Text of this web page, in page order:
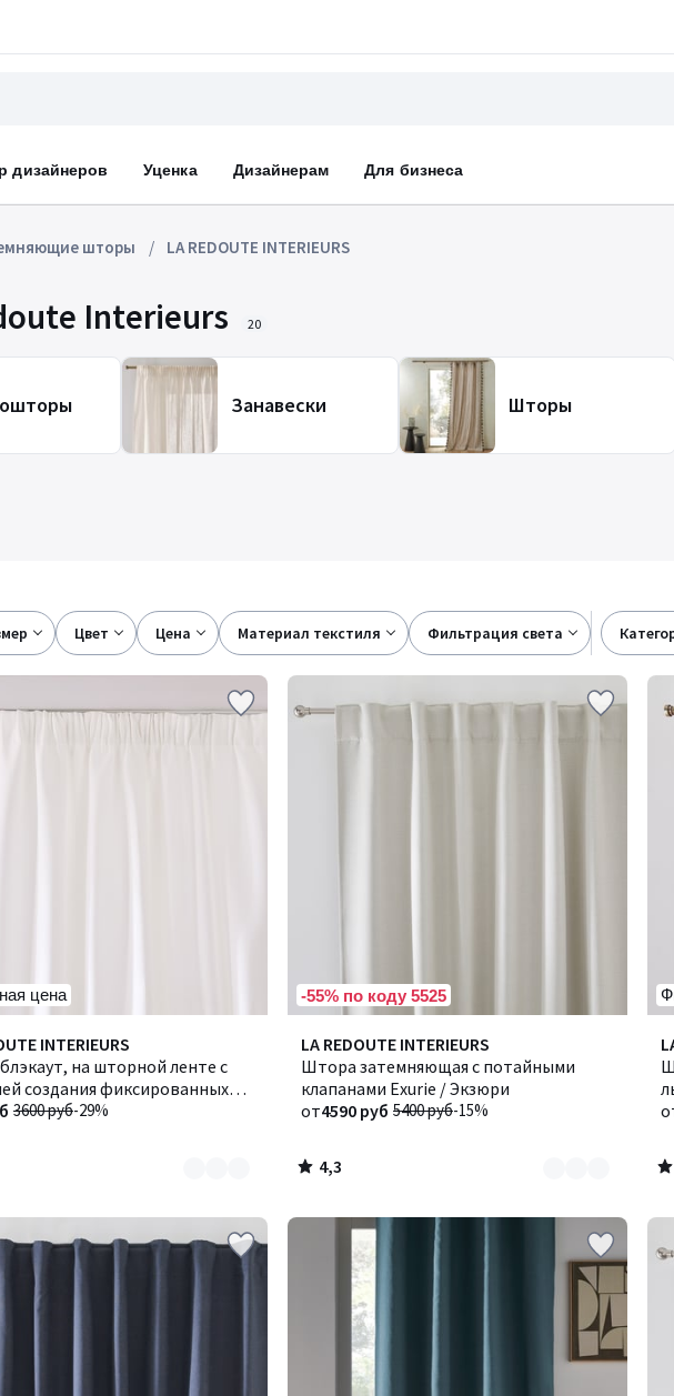
дизайнеров Уценка Дизайнерам Для бизнеса
шторы LA REDOUTE INTERIEURS
Interieurs 20
Занавески Шторы
цвет цена материал текстиля фильтрация света
цена
INTERIEURS
на шторной ленте с
создания фиксированных
VODA / ВОДА
3600 руб-29%
-55% по коду 5525
LA REDOUTE INTERIEURS
Штора затемняющая с потайными
клапанами Exurie / Экзюри
5400 руб-15%
от4590 руб
4,3
/ 5
Количество
цветов:
2
4,3
/
/
/